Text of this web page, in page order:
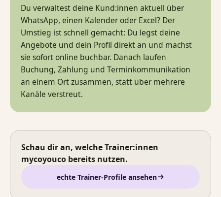
Du verwaltest deine Kund:innen aktuell über
WhatsApp, einen Kalender oder Excel? Der
Umstieg ist schnell gemacht: Du legst deine
Angebote und dein Profil direkt an und machst
sie sofort online buchbar. Danach laufen
Buchung, Zahlung und Terminkommunikation
an einem Ort zusammen, statt über mehrere
Kanäle verstreut.
Schau dir an, welche Trainer:innen
mycoyouco bereits nutzen.
echte Trainer-Profile ansehen